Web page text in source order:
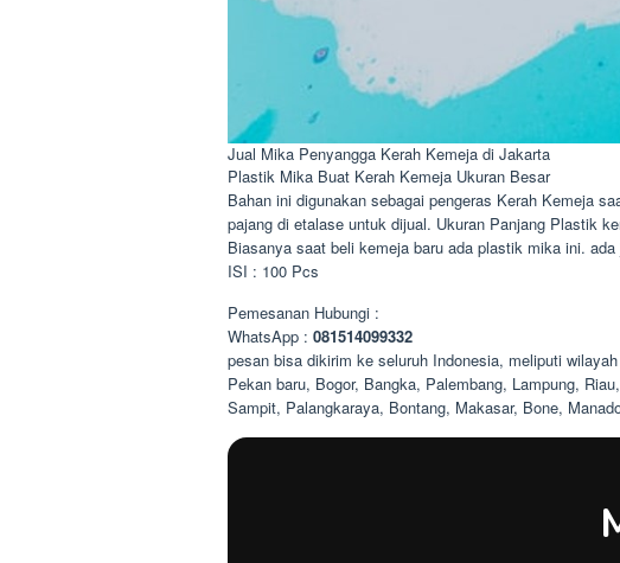
Jual Mika Penyangga Kerah Kemeja di Jakarta
Plastik Mika Buat Kerah Kemeja Ukuran Besar
Bahan ini digunakan sebagai pengeras Kerah Kemeja
pajang di etalase untuk dijual. Ukuran Panjang Plastik
Biasanya saat beli kemeja baru ada plastik mika ini.
ISI : 100 Pcs
Pemesanan Hubungi :
WhatsApp : 081514099332
pesan bisa dikirim ke seluruh Indonesia, meliputi
Pekan baru, Bogor, Bangka, Palembang, Lampung,
Sampit, Palangkaraya, Bontang, Makasar, Bone,